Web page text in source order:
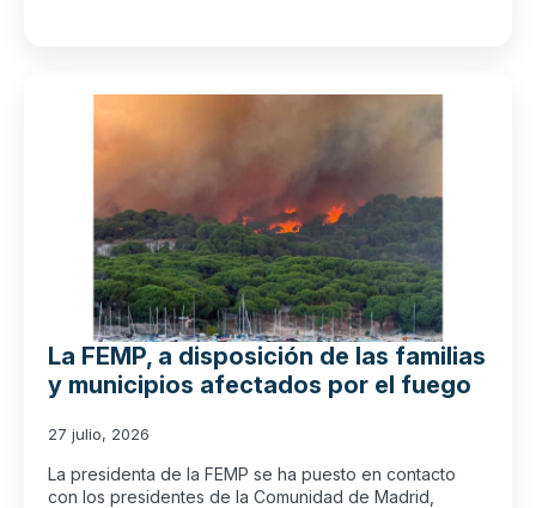
La FEMP, a disposición de las familias
y municipios afectados por el fuego
27 julio, 2026
La presidenta de la FEMP se ha puesto en contacto
con los presidentes de la Comunidad de Madrid,